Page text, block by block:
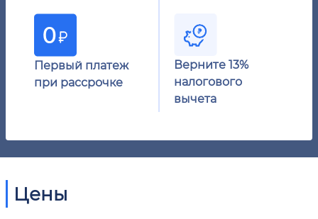
Первый платеж
при рассрочке
Верните 13%
налогового
вычета
Цены